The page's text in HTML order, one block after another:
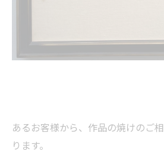
あるお客様から、作品の焼けのご
ります。